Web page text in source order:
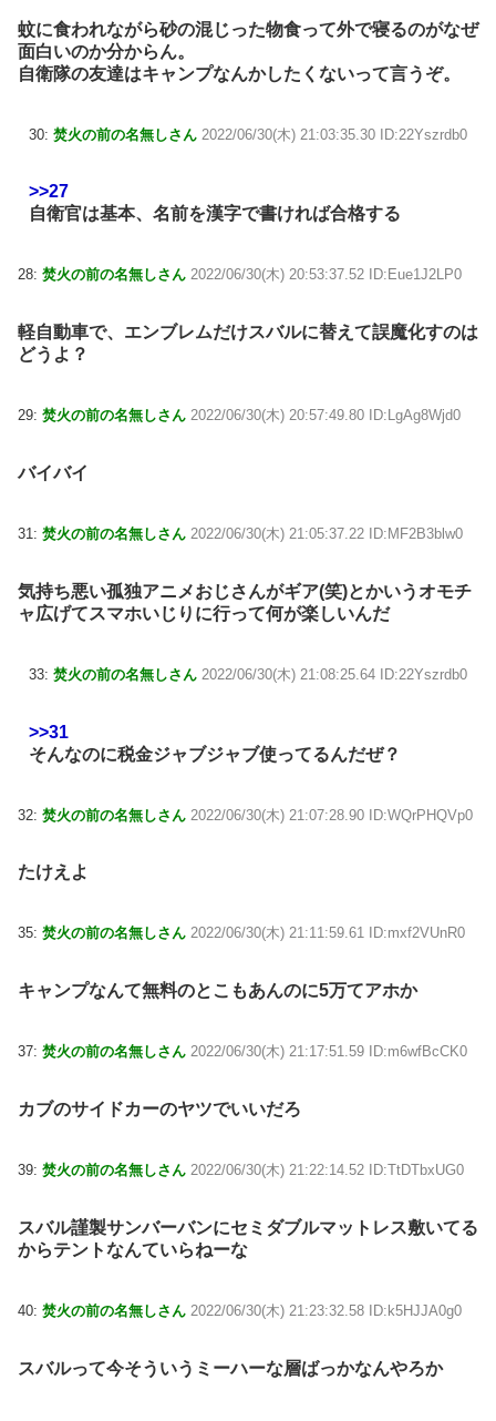
蚊に食われながら砂の混じった物食って外で寝るのがなぜ
面白いのか分からん。
自衛隊の友達はキャンプなんかしたくないって言うぞ。
30: 焚火の前の名無しさん 2022/06/30(木) 21:03:35.30 ID:22Yszrdb0
>>27
自衛官は基本、名前を漢字で書ければ合格する
28: 焚火の前の名無しさん 2022/06/30(木) 20:53:37.52 ID:Eue1J2LP0
軽自動車で、エンブレムだけスバルに替えて誤魔化すのは
どうよ？
29: 焚火の前の名無しさん 2022/06/30(木) 20:57:49.80 ID:LgAg8Wjd0
バイバイ
31: 焚火の前の名無しさん 2022/06/30(木) 21:05:37.22 ID:MF2B3blw0
気持ち悪い孤独アニメおじさんがギア(笑)とかいうオモチ
ャ広げてスマホいじりに行って何が楽しいんだ
33: 焚火の前の名無しさん 2022/06/30(木) 21:08:25.64 ID:22Yszrdb0
>>31
そんなのに税金ジャブジャブ使ってるんだぜ？
32: 焚火の前の名無しさん 2022/06/30(木) 21:07:28.90 ID:WQrPHQVp0
たけえよ
35: 焚火の前の名無しさん 2022/06/30(木) 21:11:59.61 ID:mxf2VUnR0
キャンプなんて無料のとこもあんのに5万てアホか
37: 焚火の前の名無しさん 2022/06/30(木) 21:17:51.59 ID:m6wfBcCK0
カブのサイドカーのヤツでいいだろ
39: 焚火の前の名無しさん 2022/06/30(木) 21:22:14.52 ID:TtDTbxUG0
スバル謹製サンバーバンにセミダブルマットレス敷いてる
からテントなんていらねーな
40: 焚火の前の名無しさん 2022/06/30(木) 21:23:32.58 ID:k5HJJA0g0
スバルって今そういうミーハーな層ばっかなんやろか